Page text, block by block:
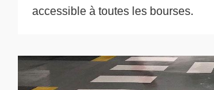
accessible à toutes les bourses.